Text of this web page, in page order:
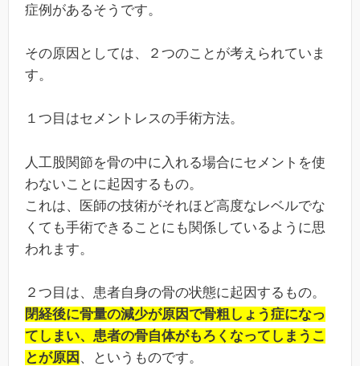
症例があるそうです。
その原因としては、２つのことが考えられていま
す。
１つ目はセメントレスの手術方法。
人工股関節を骨の中に入れる場合にセメントを使
わないことに起因するもの。
これは、医師の技術がそれほど高度なレベルでな
くても手術できることにも関係しているように思
われます。
２つ目は、患者自身の骨の状態に起因するもの。
閉経後に骨量の減少が原因で骨粗しょう症になっ
てしまい、患者の骨自体がもろくなってしまうこ
とが原因 、というものです。